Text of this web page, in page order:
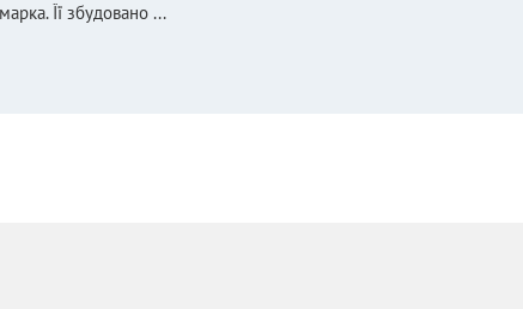
Її збудовано ...